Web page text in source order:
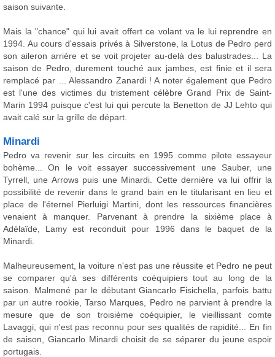
saison suivante.
Mais la "chance" qui lui avait offert ce volant va le lui reprendre en
1994. Au cours d'essais privés à Silverstone, la Lotus de Pedro perd
son aileron arrière et se voit projeter au-delà des balustrades... La
saison de Pedro, durement touché aux jambes, est finie et il sera
remplacé par ... Alessandro Zanardi ! A noter également que Pedro
est l'une des victimes du tristement célèbre Grand Prix de Saint-
Marin 1994 puisque c'est lui qui percute la Benetton de JJ Lehto qui
avait calé sur la grille de départ.
Minardi
Pedro va revenir sur les circuits en 1995 comme pilote essayeur
bohème... On le voit essayer successivement une Sauber, une
Tyrrell, une Arrows puis une Minardi. Cette dernière va lui offrir la
possibilité de revenir dans le grand bain en le titularisant en lieu et
place de l'éternel Pierluigi Martini, dont les ressources financières
venaient à manquer. Parvenant à prendre la sixième place à
Adélaïde, Lamy est reconduit pour 1996 dans le baquet de la
Minardi.
Malheureusement, la voiture n'est pas une réussite et Pedro ne peut
se comparer qu'à ses différents coéquipiers tout au long de la
saison. Malmené par le débutant Giancarlo Fisichella, parfois battu
par un autre rookie, Tarso Marques, Pedro ne parvient à prendre la
mesure que de son troisième coéquipier, le vieillissant comte
Lavaggi, qui n'est pas reconnu pour ses qualités de rapidité... En fin
de saison, Giancarlo Minardi choisit de se séparer du jeune espoir
portugais.